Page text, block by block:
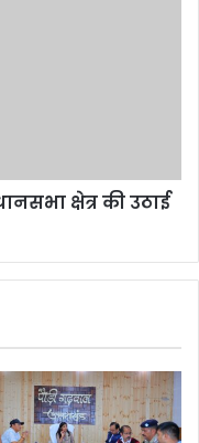
क्षेत्र की उठाई